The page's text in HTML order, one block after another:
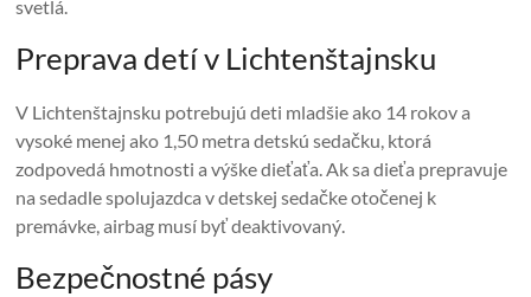
svetlá.
Preprava detí v Lichtenštajnsku
V Lichtenštajnsku potrebujú deti mladšie ako 14 rokov a
vysoké menej ako 1,50 metra detskú sedačku, ktorá
zodpovedá hmotnosti a výške dieťaťa. Ak sa dieťa prepravuje
na sedadle spolujazdca v detskej sedačke otočenej k
premávke, airbag musí byť deaktivovaný.
Bezpečnostné pásy